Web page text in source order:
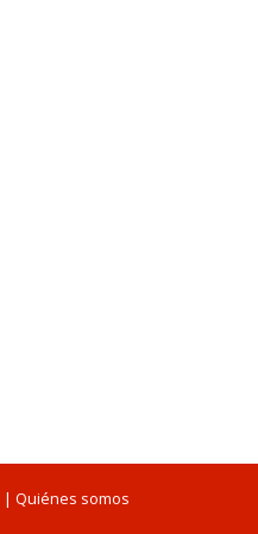
| Quiénes somos